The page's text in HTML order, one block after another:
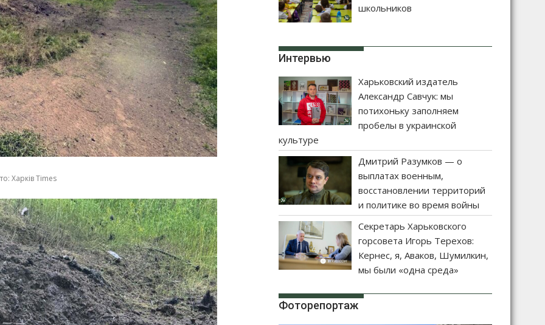
Харків Times
школьников
Интервью
Харьковский издатель
Александр Савчук: мы
потихоньку заполняем
пробелы в украинской
культуре
Дмитрий Разумков — о
выплатах военным,
восстановлении территорий
и политике во время войны
Секретарь Харьковского
горсовета Игорь Терехов:
Кернес, я, Аваков, Шумилкин,
мы были «одна среда»
Фоторепортаж